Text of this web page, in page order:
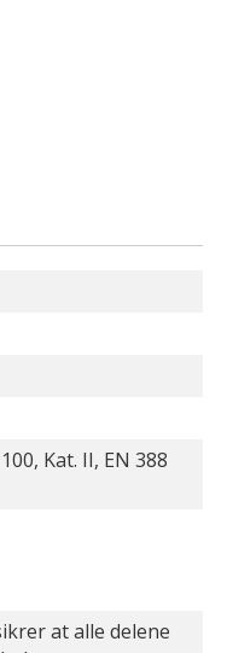
Kat. II, EN 388
at alle delene